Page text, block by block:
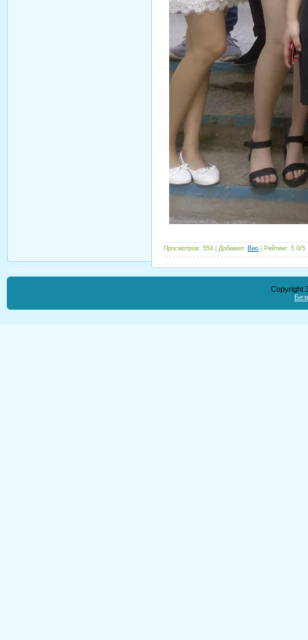
Просмотров: 554 Добавил: Вио Рейтинг: 5.0/5
Copyright